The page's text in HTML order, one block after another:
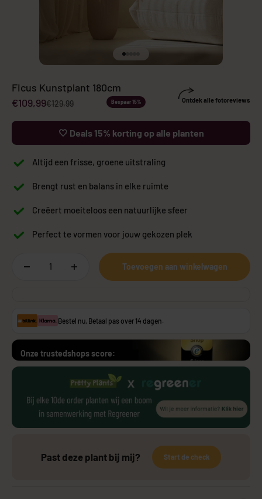
Naar artikel 1
Naar artikel 2
Naar artikel 3
Naar artikel 4
Naar artikel 5
Ficus Kunstplant 180cm
Aanbiedingsprijs
€109,99Normale prijs
€129,99 Bespaar 15% Ontdek alle fotoreviews
🤍 Deals 15% korting op alle planten
Altijd een frisse, groene uitstraling
Brengt rust en balans in elke ruimte
Creëert moeiteloos een natuurlijke sfeer
Perfect te vormen voor jouw gekozen plek
Toevoegen aan winkelwagen
Bestel nu, Betaal pas over 14 dagen.
Onze trustedshops score:
Past deze plant bij mij? Start de check